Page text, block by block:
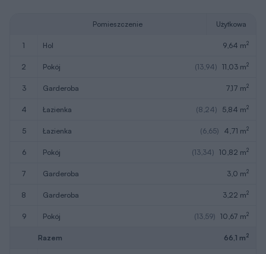
Pomieszczenie Użytkowa
1 hol 9,64 m2
2 pokój (13,94) 11,03 m2
3 garderoba 7,17 m2
4 łazienka (8,24) 5,84 m2
5 łazienka (6,65) 4,71 m2
6 pokój (13,34) 10,82 m2
7 garderoba 3,0 m2
8 garderoba 3,22 m2
9 pokój (13,59) 10,67 m2
Razem 66,1 m2